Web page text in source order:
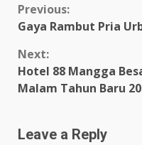
Continue
Reading
Previous:
Gaya Rambut Pria
Next:
Hotel 88 Mangga
Malam Tahun Baru
Leave a Reply